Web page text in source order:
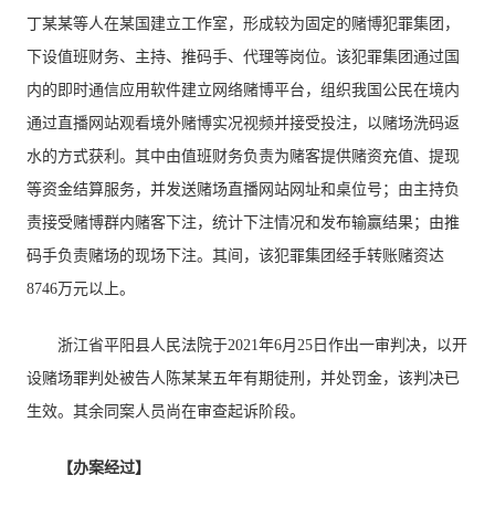
丁某某等人在某国建立工作室，形成较为固定的赌博犯罪集团，
下设值班财务、主持、推码手、代理等岗位。该犯罪集团通过国
内的即时通信应用软件建立网络赌博平台，组织我国公民在境内
通过直播网站观看境外赌博实况视频并接受投注，以赌场洗码返
水的方式获利。其中由值班财务负责为赌客提供赌资充值、提现
等资金结算服务，并发送赌场直播网站网址和桌位号；由主持负
责接受赌博群内赌客下注，统计下注情况和发布输赢结果；由推
码手负责赌场的现场下注。其间，该犯罪集团经手转账赌资达
8746万元以上。
浙江省平阳县人民法院于2021年6月25日作出一审判决，以开
设赌场罪判处被告人陈某某五年有期徒刑，并处罚金，该判决已
生效。其余同案人员尚在审查起诉阶段。
【办案经过】